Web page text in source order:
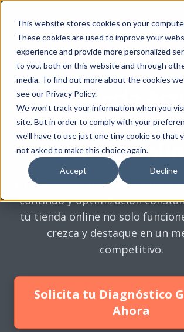
This website stores cookies on your
These cookies are used to improve your
experience and provide more personalized
to you, both on this website and through
media. To find out more about the cookies we
see our Privacy Policy.
We won't track your information when you
site. But in order to comply with your
we'll have to use just one tiny cookie so that
not asked to make this choice again.
Accept Decline
¿Tu Agencia
Está
Ventas
En Magestio combinamos
continuo y optimización
tu tienda online no solo
crezca y destaque en un
competitivo.
Solicita tu Diagnóstico
Ahora